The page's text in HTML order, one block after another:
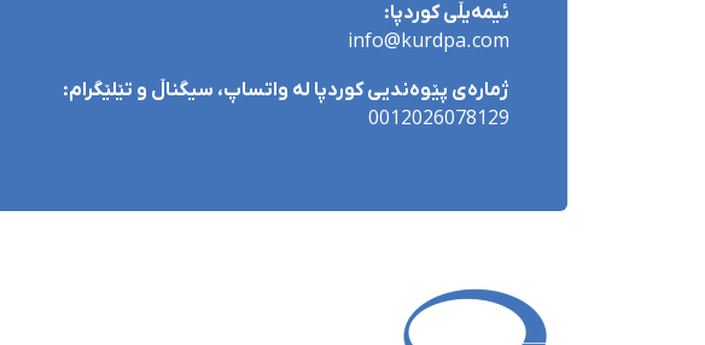
ئیمەیڵی کوردپا:
info@kurdpa.com
ژمارەی پێوەندیی کوردپا لە واتساپ، سیگناڵ و تێلێگرام:
0012026078129